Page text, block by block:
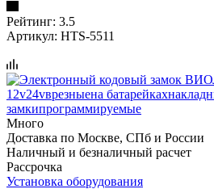
Рейтинг: 3.5
Артикул: HTS-5511
12v24vврезныена батарейках
замкипрограммируемые
Много
Доставка по Москве, СПб и России
Наличный и безналичный расчет
Рассрочка
Установка оборудования